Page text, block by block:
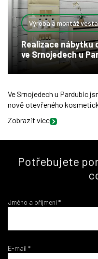
Výroba a montáž
Realizace nábytku
ve Srnojedech u
Ve Srnojedech u Pardubic
nově otevřeného
Zobrazit více
Potřebujete
Jméno a příjmení*
E-mail *